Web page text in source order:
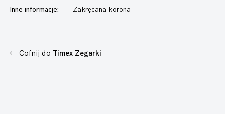
Inne informacje:
Zakręcana korona
Cofnij do Timex Zegarki